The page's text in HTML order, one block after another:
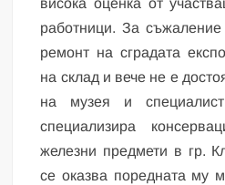
висока оценка от
работници. За
ремонт на сградата
на склад и вече не е
на музея и
специализира
железни предмети в гр.
се оказва поредната му